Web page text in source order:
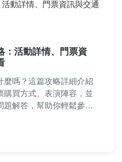
：活動詳情、門票資
麼嗎？這篇攻略詳細介紹
購買方式、表演陣容，並
題解答，幫助你輕鬆參與